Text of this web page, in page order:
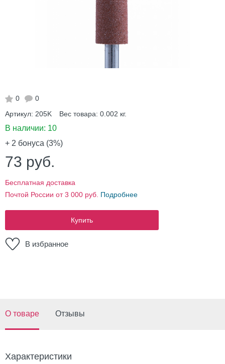
0
0
Артикул: 205K Вес товара: 0.002 кг.
В наличии: 10
+ 2 бонуса (3%)
73 руб.
Бесплатная доставка
Почтой России от 3 000 руб. Подробнее
Купить
В избранное
О товаре Отзывы
Характеристики